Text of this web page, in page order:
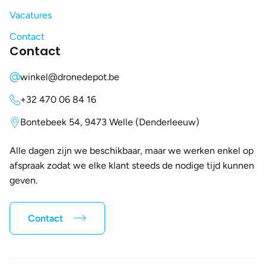
Vacatures
Contact
Contact
winkel@dronedepot.be
+32 470 06 84 16
Bontebeek 54, 9473 Welle (Denderleeuw)
Alle dagen zijn we beschikbaar, maar we werken enkel op
afspraak zodat we elke klant steeds de nodige tijd kunnen
geven.
Contact